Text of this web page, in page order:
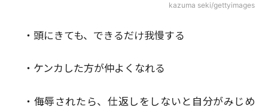
kazuma seki/gettyimages
・頭にきても、できるだけ我慢する
・ケンカした方が仲よくなれる
・侮辱されたら、仕返しをしないと自分がみじめ